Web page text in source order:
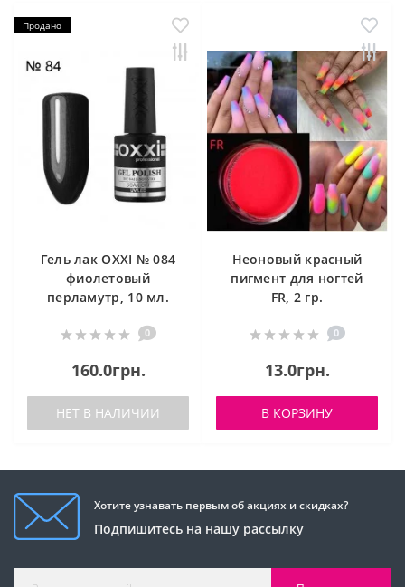
Продано
Гель лак OXXI № 084
фиолетовый
перламутр, 10 мл.
0
160.0грн.
НЕТ В НАЛИЧИИ
Неоновый красный
пигмент для ногтей
FR, 2 гр.
0
13.0грн.
В КОРЗИНУ
Хотите узнавать первым об акциях и скидках?
Подпишитесь на нашу рассылку